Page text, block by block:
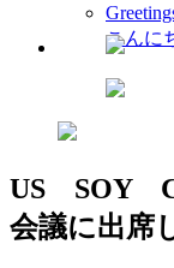
こんに
US SOY
会議に出席